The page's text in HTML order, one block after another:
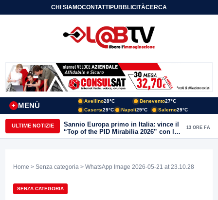
CHI SIAMOCONTATTIPUBBLICITÀCERCA
MENÙ
+
Avellino28°C Benevento27°C
Caserta29°C Napoli29°C Salerno29°C
ULTIME NOTIZIE
Sannio Europa primo in Italia: vince il
“Top of the PID Mirabilia 2026” con la
realtà virtuale nei musei del Sannio
13 ORE FA
Home > Senza categoria > WhatsApp Image 2026-05-21 at 23.10.28
SENZA CATEGORIA